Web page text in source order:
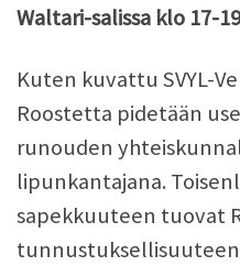
Waltari-salissa klo 17-
Kuten kuvattu SVYL-
Roostetta pidetään
runouden
lipunkantajana.
sapekkuuteen tuovat
tunnustuksellisuuteen